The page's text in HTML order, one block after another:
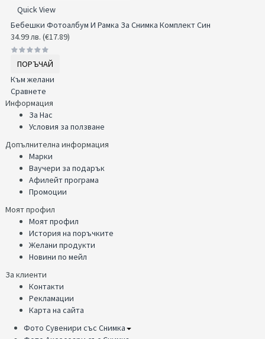
Quick View
Бебешки Фотоалбум И Рамка За Снимка Комплект Син
34.99 лв. (€17.89)
ПОРЪЧАЙ
Към желани
Сравнете
Информация
За Нас
Условия за ползване
Допълнителна информация
Марки
Ваучери за подарък
Афилейт програма
Промоции
Моят профил
Моят профил
История на поръчките
Желани продукти
Новини по мейл
За клиенти
Контакти
Рекламации
Карта на сайта
Фото Сувенири със Снимка